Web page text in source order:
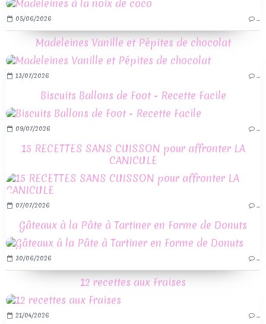
05/06/2026
Madeleines Vanille et Pépites de chocolat
13/07/2026
Biscuits Ballons de Foot - Recette Facile
09/07/2026
15 RECETTES SANS CUISSON pour affronter LA
CANICULE
07/07/2026
Gâteaux à la Pâte à Tartiner en Forme de Donuts
30/06/2026
12 recettes aux Fraises
21/04/2026